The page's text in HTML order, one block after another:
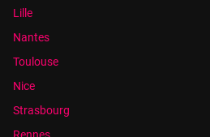
Lille
Nantes
Toulouse
Nice
Strasbourg